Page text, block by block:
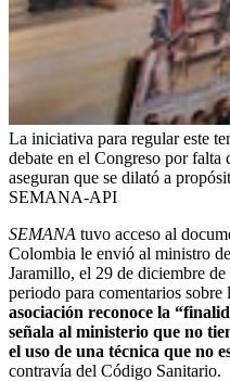
La iniciativa para regular este
debate en el Congreso por
aseguran que se dilató a
SEMANA-API
SEMANA tuvo acceso al
Colombia le envió al ministro
Jaramillo, el 29 de diciembre de
periodo para comentarios
asociación reconoce la
señala al ministerio que no
el uso de una técnica que no
contravía del Código Sanitario.